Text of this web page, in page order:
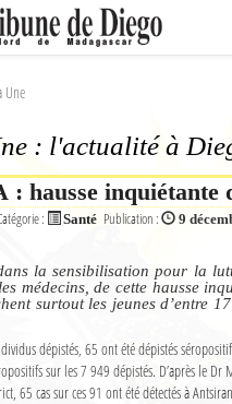
Une
: l'actualité à
hausse inquiétante
: Santé Publication : 9
la sensibilisation pour la
médecins, de cette hausse
surtout les jeunes d’entre
dépistés, 65 ont été dépistés
sur les 7 949 dépistés. D’après le Dr
65 cas sur ces 91 ont été détectés à